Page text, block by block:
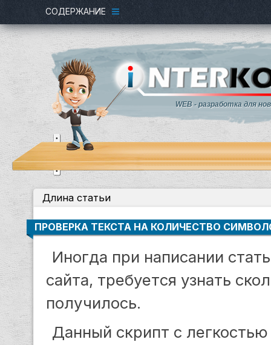
СОДЕРЖАНИЕ
WEB - разработка для
Длина статьи
ПРОВЕРКА ТЕКСТА НА КОЛИЧЕСТВО
Иногда при написании
сайта, требуется узнать
получилось.
Данный скрипт с